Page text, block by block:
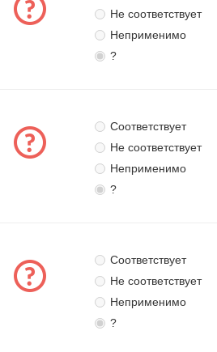
Не соответствует
Неприменимо
?
Соответствует
Не соответствует
Неприменимо
?
Соответствует
Не соответствует
Неприменимо
?